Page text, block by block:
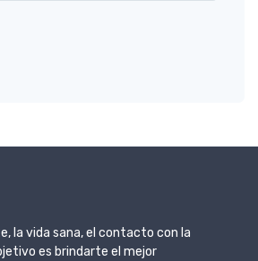
la vida sana, el contacto con la
es brindarte el mejor